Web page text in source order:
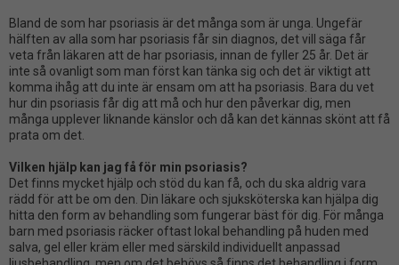
Bland de som har psoriasis är det många som är unga . Ungefär
hälften av alla som har psoriasis får sin diagnos, det vill säga får
veta från läkaren att de har psoriasis, innan de fyller 25 år. Det är
inte så ovanligt som man först kan tänka sig och det är viktigt att
komma ihåg att du inte är ensam om att ha psoriasis. Bara du vet
hur din psoriasis får dig att må och hur den påverkar dig, men
många upplever liknande känslor och då kan det kännas skönt att få
prata om det
Vilken hjälp kan jag få för min psoriasis?
Det finns mycket hjälp och stöd du kan få, och du ska aldrig vara
rädd för att be om den. Din läkare och sjuksköterska kan hjälpa dig
hitta den form av behandling som fungerar bäst för dig. För många
barn med psoriasis räcker oftast lokal behandling på huden med
salva, gel eller kräm eller med särskild individuellt anpassad